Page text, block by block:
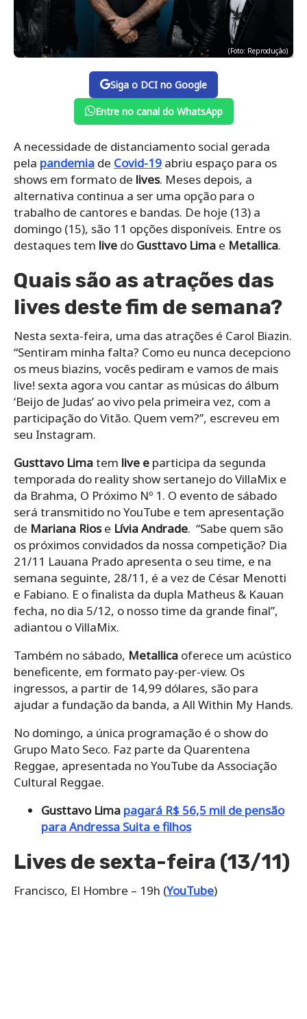
(Foto: Reprodução)
Siga o DCI no Google
Entre no canal do WhatsApp
A necessidade de distanciamento social gerada
pela pandemia de Covid-19 abriu espaço para os
shows em formato de lives. Meses depois, a
alternativa continua a ser uma opção para o
trabalho de cantores e bandas. De hoje (13) a
domingo (15), são 11 opções disponíveis. Entre os
destaques tem live do Gusttavo Lima e Metallica.
Quais são as atrações das
lives deste fim de semana?
Nesta sexta-feira, uma das atrações é Carol Biazin.
“Sentiram minha falta? Como eu nunca decepciono
os meus biazins, vocês pediram e vamos de mais
live! sexta agora vou cantar as músicas do álbum
‘Beijo de Judas’ ao vivo pela primeira vez, com a
participação do Vitão. Quem vem?”, escreveu em
seu Instagram.
Gusttavo Limatem live e participa da segunda
temporada do reality show sertanejo do VillaMix e
da Brahma, O Próximo Nº 1. O evento de sábado
será transmitido no YouTube e tem apresentação
de Mariana Riose Lívia Andrade. “Sabe quem são
os próximos convidados da nossa competição? Dia
21/11 Lauana Prado apresenta o seu time, e na
semana seguinte, 28/11, é a vez de César Menotti
e Fabiano. E o finalista da dupla Matheus & Kauan
fecha, no dia 5/12, o nosso time da grande final”,
adiantou o VillaMix.
Também no sábado, Metallica oferece um acústico
beneficente, em formato pay-per-view. Os
ingressos, a partir de 14,99 dólares, são para
ajudar a fundação da banda, a All Within My Hands.
No domingo, a única programação é o show do
Grupo Mato Seco. Faz parte da Quarentena
Reggae, apresentada no YouTube da Associação
Cultural Reggae.
Gusttavo Lima pagará R$ 56,5 mil de pensão
para Andressa Suita e filhos
Lives de sexta-feira (13/11)
Francisco, El Hombre – 19h (YouTube)